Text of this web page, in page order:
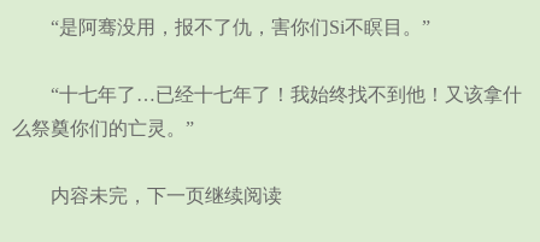
“是阿骞没用，报不了仇，害你们Si不瞑目。”
“十七年了…已经十七年了！我始终找不到他！又该拿什
么祭奠你们的亡灵。”
内容未完，下一页继续阅读